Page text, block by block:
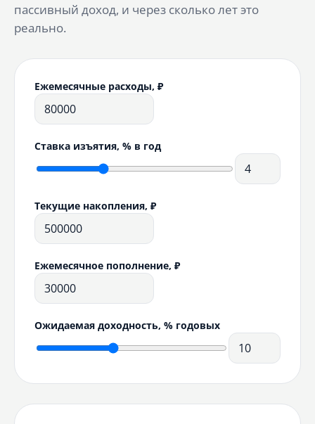
пассивный доход, и через сколько лет это
реально.
Ежемесячные расходы, ₽
Ставка изъятия, % в год
Текущие накопления, ₽
Ежемесячное пополнение, ₽
Ожидаемая доходность, % годовых